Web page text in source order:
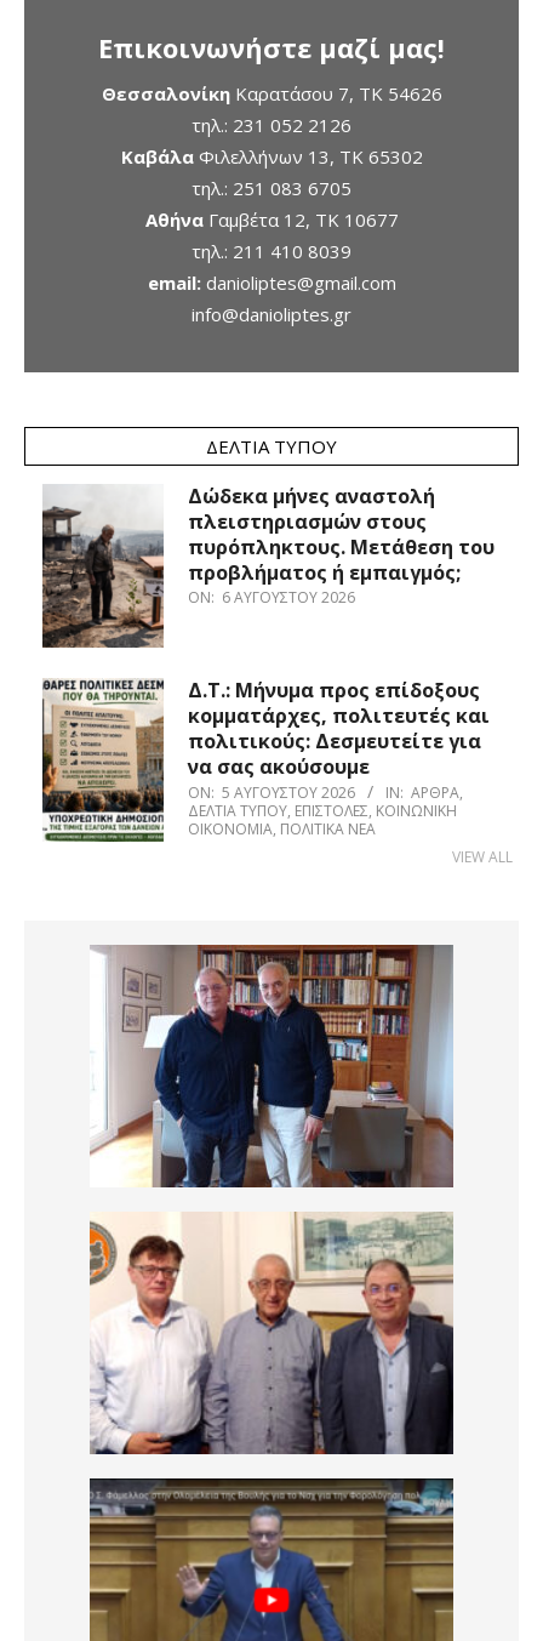
Επικοινωνήστε μαζί μας!
ΘεσσαλονίκηΚαρατάσου 7, TK 54626
τηλ.: 231 052 2126
ΚαβάλαΦιλελλήνων 13, ΤΚ 65302
τηλ.: 251 083 6705
ΑθήναΓαμβέτα 12, ΤΚ 10677
τηλ.: 211 410 8039
email: danioliptes@gmail.com
info@danioliptes.gr
ΔΕΛΤΊΑ ΤΎΠΟΥ
Δώδεκα μήνες αναστολή
πλειστηριασμών στους
πυρόπληκτους. Μετάθεση του
προβλήματος ή εμπαιγμός;
ON: 6 ΑΥΓΟΎΣΤΟΥ 2026
Δ.Τ.: Μήνυμα προς επίδοξους
κομματάρχες, πολιτευτές και
πολιτικούς: Δεσμευτείτε για
να σας ακούσουμε
ON: 5 ΑΥΓΟΎΣΤΟΥ 2026 IN: ΆΡΘΡΑ,
ΔΕΛΤΊΑ ΤΎΠΟΥ, ΕΠΙΣΤΟΛΈΣ, ΚΟΙΝΩΝΙΚΉ
ΟΙΚΟΝΟΜΊΑ, ΠΟΛΙΤΙΚΆ ΝΈΑ
VIEW ALL